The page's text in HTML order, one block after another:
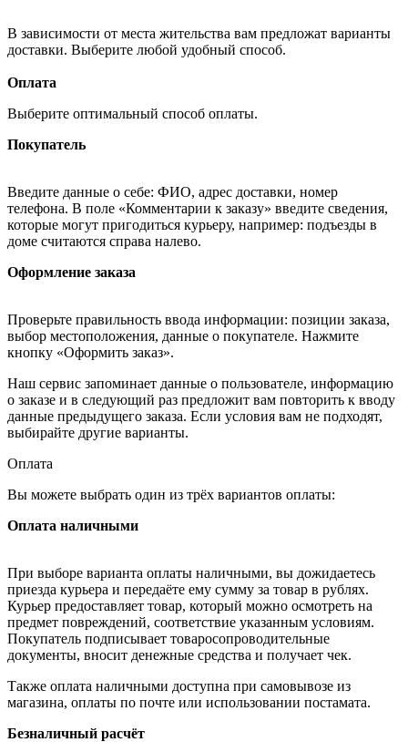
В зависимости от места жительства вам предложат варианты
доставки. Выберите любой удобный способ.
Оплата
Выберите оптимальный способ оплаты.
Покупатель
Введите данные о себе: ФИО, адрес доставки, номер
телефона. В поле «Комментарии к заказу» введите сведения,
которые могут пригодиться курьеру, например: подъезды в
доме считаются справа налево.
Оформление заказа
Проверьте правильность ввода информации: позиции заказа,
выбор местоположения, данные о покупателе. Нажмите
кнопку «Оформить заказ».
Наш сервис запоминает данные о пользователе, информацию
о заказе и в следующий раз предложит вам повторить к вводу
данные предыдущего заказа. Если условия вам не подходят,
выбирайте другие варианты.
Оплата
Вы можете выбрать один из трёх вариантов оплаты:
Оплата наличными
При выборе варианта оплаты наличными, вы дожидаетесь
приезда курьера и передаёте ему сумму за товар в рублях.
Курьер предоставляет товар, который можно осмотреть на
предмет повреждений, соответствие указанным условиям.
Покупатель подписывает товаросопроводительные
документы, вносит денежные средства и получает чек.
Также оплата наличными доступна при самовывозе из
магазина, оплаты по почте или использовании постамата.
Безналичный расчёт